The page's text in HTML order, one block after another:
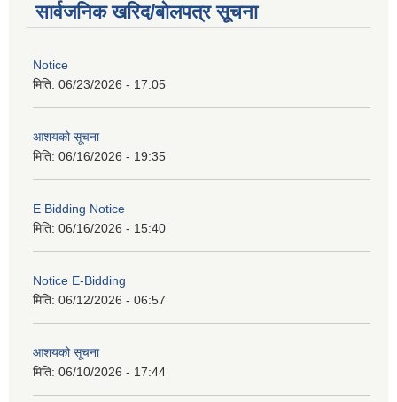
सार्वजनिक खरिद/बोलपत्र सूचना
Notice
मिति: 06/23/2026 - 17:05
आशयको सूचना
मिति: 06/16/2026 - 19:35
E Bidding Notice
मिति: 06/16/2026 - 15:40
Notice E-Bidding
मिति: 06/12/2026 - 06:57
आशयको सूचना
मिति: 06/10/2026 - 17:44